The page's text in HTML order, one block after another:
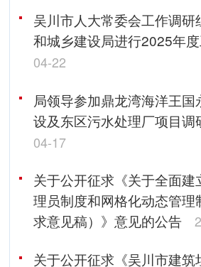
吴川市人大常委会工作调研
和城乡建设局进行2025年
04-22
局领导参加鼎龙湾海洋王
设及东区污水处理厂项目调
04-17
关于公开征求《关于全面建
理员制度和网格化动态管理
求意见稿）》意见的公告
关于公开征求《吴川市建筑